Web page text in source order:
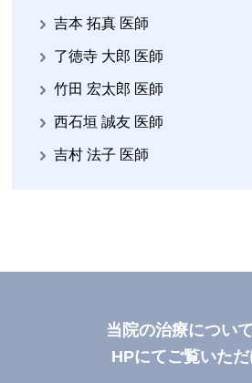
吉本 拓真 医師
了徳寺 大郎 医師
竹田 宏太郎 医師
西石垣 誠友 医師
吉村 法子 医師
当院の治療につい
HPにてご覧いた